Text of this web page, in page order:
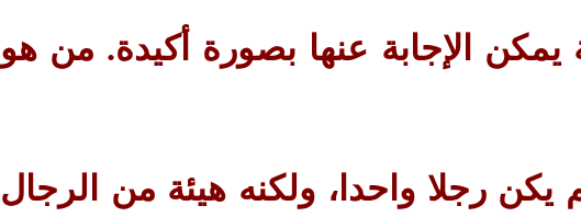
يمكن الإجابة عنها بصورة أكيدة. من هو
يكن رجلا واحدا، ولكنه هيئة من الرجال